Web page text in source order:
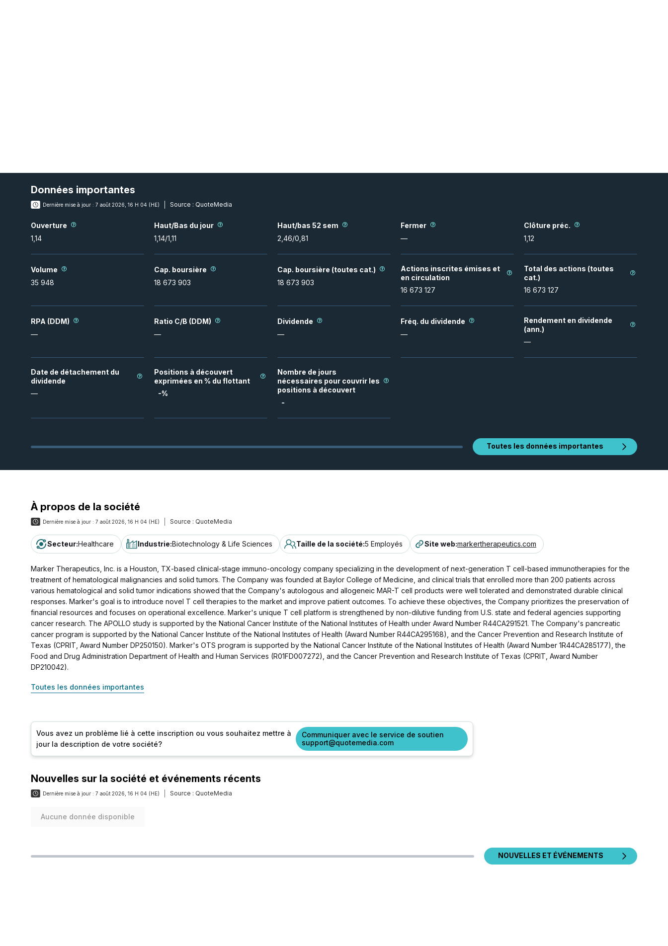
Données importantes
Dernière mise à jour : 7 août 2026, 16 H 04 (HE) Source : QuoteMedia
Ouverture
1,14
Haut/Bas du jour
1,14/1,11
Haut/bas 52 sem
2,46/0,81
Fermer
—
Clôture préc.
1,12
Volume
35 948
Cap. boursière
18 673 903
Cap. boursière (toutes cat.)
18 673 903
Actions inscrites émises et
en circulation
16 673 127
Total des actions (toutes
cat.)
16 673 127
RPA (DDM)
—
Ratio C/B (DDM)
—
Dividende
—
Fréq. du dividende
—
Rendement en dividende
(ann.)
—
Date de détachement du
dividende
—
Positions à découvert
exprimées en % du flottant
-%
Nombre de jours
nécessaires pour couvrir les
positions à découvert
-
Toutes les données importantes
À propos de la société
Dernière mise à jour : 7 août 2026, 16 H 04 (HE) Source : QuoteMedia
Secteur:Healthcare Industrie:Biotechnology & Life Sciences Taille de la société:5 Employés Site web:markertherapeutics.com
Marker Therapeutics, Inc. is a Houston, TX-based clinical-stage immuno-oncology company specializing in the development of next-generation T cell-based immunotherapies for the
treatment of hematological malignancies and solid tumors. The Company was founded at Baylor College of Medicine, and clinical trials that enrolled more than 200 patients across
various hematological and solid tumor indications showed that the Company's autologous and allogeneic MAR-T cell products were well tolerated and demonstrated durable clinical
responses. Marker's goal is to introduce novel T cell therapies to the market and improve patient outcomes. To achieve these objectives, the Company prioritizes the preservation of
financial resources and focuses on operational excellence. Marker's unique T cell platform is strengthened by non-dilutive funding from U.S. state and federal agencies supporting
cancer research. The APOLLO study is supported by the National Cancer Institute of the National Institutes of Health under Award Number R44CA291521. The Company's pancreatic
cancer program is supported by the National Cancer Institute of the National Institutes of Health (Award Number R44CA295168), and the Cancer Prevention and Research Institute of
Texas (CPRIT, Award Number DP250150). Marker's OTS program is supported by the National Cancer Institute of the National Institutes of Health (Award Number 1R44CA285177), the
Food and Drug Administration Department of Health and Human Services (R01FD007272), and the Cancer Prevention and Research Institute of Texas (CPRIT, Award Number
DP210042).
Toutes les données importantes
Vous avez un problème lié à cette inscription ou vous souhaitez mettre à
jour la description de votre société?
Communiquer avec le service de soutien
support@quotemedia.com
Nouvelles sur la société et événements récents
Dernière mise à jour : 7 août 2026, 16 H 04 (HE) Source : QuoteMedia
Aucune donnée disponible
NOUVELLES ET ÉVÉNEMENTS